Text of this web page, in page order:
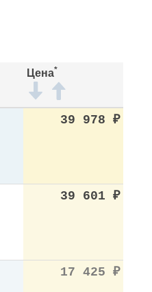
Цена*
39 978 ₽
39 601 ₽
17 425 ₽